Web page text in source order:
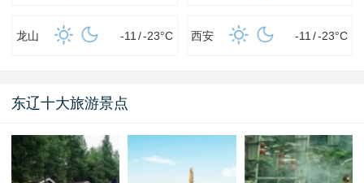
龙山 -11 /-23°C 西安 -11 /-23°C
东辽十大旅游景点